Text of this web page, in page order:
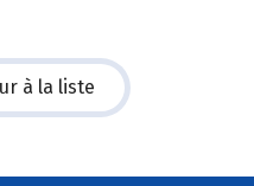
à la liste